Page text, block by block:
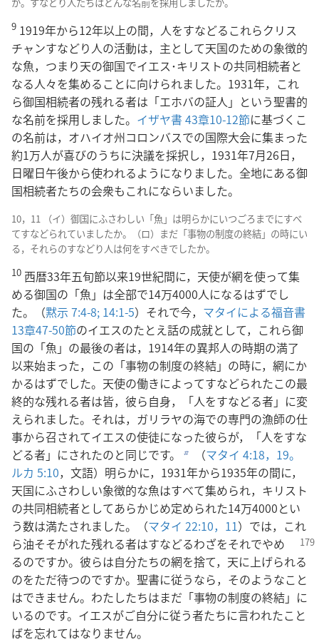
9 1919年から12年以上の間，人をすなどるこれらクリス
チャンすなどり人の活動は，主として天国のための象徴的
な魚，つまり天の御国でイエス･キリストの共同相続者と
なる人々を集めることに向けられました。1931年，これ
ら御国相続者の残れる者は「エホバの証人」という聖書的
な名前を採用しました。 イザヤ書 43章10-12節に基づくこ
の名前は，オハイオ州コロンバスでの国際大会に集まった
約1万人が喜びのうちに決議を採択し，1931年7月26日，
日曜日午後から使われるようになりました。全地にある御
国相続者たちの会衆もこれにならいました。
10，11 （イ）御国にふさわしい「魚」は明らかにいつごろまでにすべ
てすなどられていましたか。（ロ）まだ「事物の制度の終結」の時にい
る，それらのすなどり人は何をすべきでしたか。
10 西暦33年五旬節以来19世紀間に，天使が網を使って集
める御国の「魚」は全部で14万4000人になるはずでし
た。（黙示 7:4-8; 14:1-5）それで今， マタイによる福音書
13章47-50節のイエスのたとえ話の成就として，これら御
国の「魚」の最後の者は，1914年の異邦人の時期の満了
以来始まった，この「事物の制度の終結」の時に，網にか
かるはずでした。天使の働きによってすなどられたこの最
終的な残れる者は皆，彼ら自身，「人をすなどる者」に変
えられました。それは，ガリラヤの海での専門の漁師の仕
事から召されてイエスの使徒になった彼らが，「人をすな
どる者」にされたのと同じです。
b （マタイ 4:18，19。
ルカ 5:10，文語）明らかに，1931年から1935年の間に，
天国にふさわしい象徴的な魚はすべて集められ，キリスト
の共同相続者としてあらかじめ定められた14万4000とい
う数は満たされました。（マタイ 22:10，11）では，これ
ら油そそがれた残れる者はすなどるわざをそれでやめ
るのですか。彼らは自分たちの網を捨て，天に上げられる
のをただ待つのですか。聖書に従うなら，そのようなこと
はできません。わたしたちはまだ「事物の制度の終結」に
いるのです。イエスがご自分に従う者たちに言われたこと
ばを忘れてはなりません。